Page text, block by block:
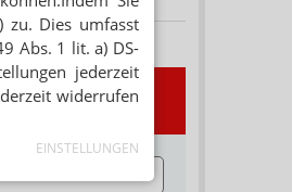
zu. Dies umfasst
Abs. 1 lit. a) DS-
jederzeit
widerrufen
EINSTELLUNGEN